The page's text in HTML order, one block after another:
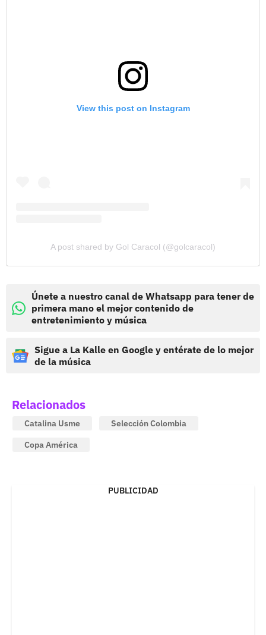
View this post on Instagram
A post shared by Gol Caracol (@golcaracol)
Únete a nuestro canal de Whatsapp para tener de
primera mano el mejor contenido de
entretenimiento y música
Sigue a La Kalle en Google y entérate de lo mejor
de la música
Relacionados
Catalina Usme
Selección Colombia
Copa América
PUBLICIDAD